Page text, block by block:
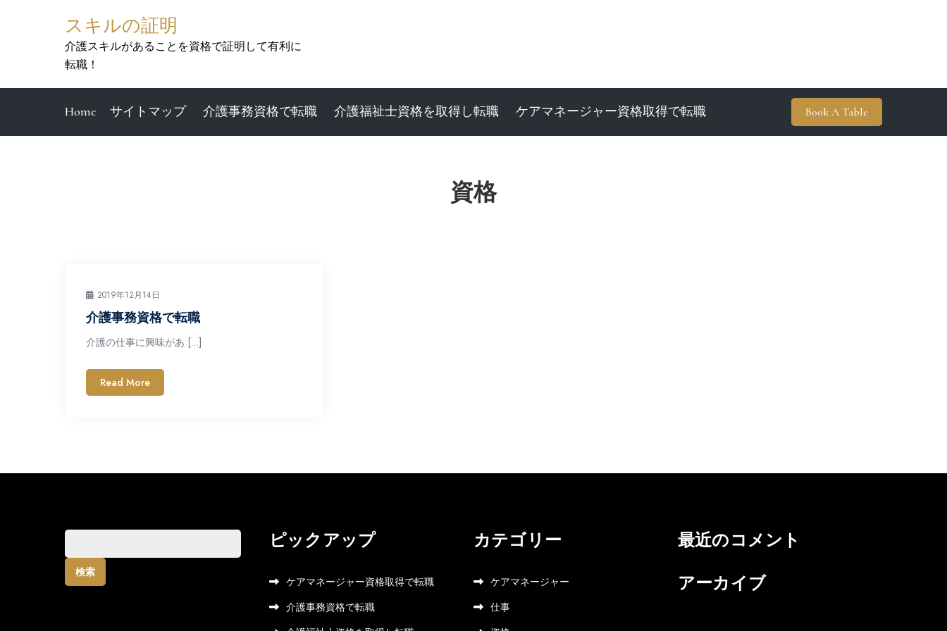
スキルの証明
介護スキルがあることを資格で証明して有利に
転職！
Home サイトマップ 介護事務資格で転職 介護福祉士資格を取得し転職 ケアマネージャー資格取得で転職 Book A Table
資格
2019年12月14日
介護事務資格で転職
介護の仕事に興味があ […]
Read More
索:
ピックアップ
ケアマネージャー資格取得で転職
介護事務資格で転職
カテゴリー
ケアマネージャー
仕事
最近のコメント
アーカイブ